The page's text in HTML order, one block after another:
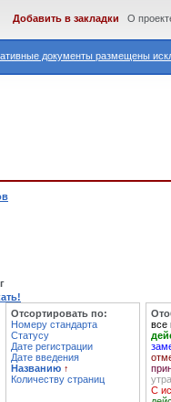
документы размещены
Добавить в закладки О
Отсортировать по:
Номеру стандарта
Статусу
Дате регистрации
Дате введения
Названию ↑
Количеству страниц
все
С